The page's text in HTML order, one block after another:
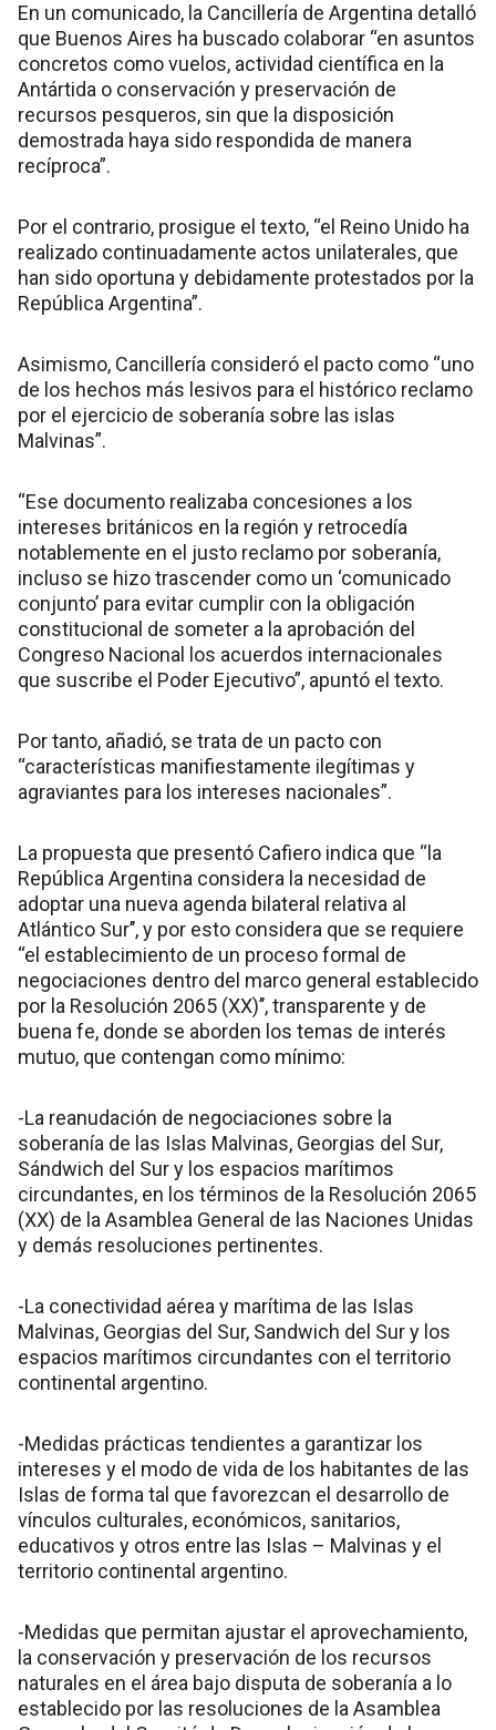
En un comunicado, la Cancillería de Argentina detalló
que Buenos Aires ha buscado colaborar “en asuntos
concretos como vuelos, actividad científica en la
Antártida o conservación y preservación de
recursos pesqueros, sin que la disposición
demostrada haya sido respondida de manera
recíproca”.
Por el contrario, prosigue el texto, “el Reino Unido ha
realizado continuadamente actos unilaterales, que
han sido oportuna y debidamente protestados por la
República Argentina”.
Asimismo, Cancillería consideró el pacto como “uno
de los hechos más lesivos para el histórico reclamo
por el ejercicio de soberanía sobre las islas
Malvinas”.
“Ese documento realizaba concesiones a los
intereses británicos en la región y retrocedía
notablemente en el justo reclamo por soberanía,
incluso se hizo trascender como un ‘comunicado
conjunto’ para evitar cumplir con la obligación
constitucional de someter a la aprobación del
Congreso Nacional los acuerdos internacionales
que suscribe el Poder Ejecutivo”, apuntó el texto.
Por tanto, añadió, se trata de un pacto con
“características manifiestamente ilegítimas y
agraviantes para los intereses nacionales”.
La propuesta que presentó Cafiero indica que ‘‘la
República Argentina considera la necesidad de
adoptar una nueva agenda bilateral relativa al
Atlántico Sur’’, y por esto considera que se requiere
‘‘el establecimiento de un proceso formal de
negociaciones dentro del marco general establecido
por la Resolución 2065 (XX)’’, transparente y de
buena fe, donde se aborden los temas de interés
mutuo, que contengan como mínimo:
-La reanudación de negociaciones sobre la
soberanía de las Islas Malvinas, Georgias del Sur,
Sándwich del Sur y los espacios marítimos
circundantes, en los términos de la Resolución 2065
(XX) de la Asamblea General de las Naciones Unidas
y demás resoluciones pertinentes.
-La conectividad aérea y marítima de las Islas
Malvinas, Georgias del Sur, Sandwich del Sur y los
espacios marítimos circundantes con el territorio
continental argentino.
-Medidas prácticas tendientes a garantizar los
intereses y el modo de vida de los habitantes de las
Islas de forma tal que favorezcan el desarrollo de
vínculos culturales, económicos, sanitarios,
educativos y otros entre las Islas – Malvinas y el
territorio continental argentino.
-Medidas que permitan ajustar el aprovechamiento,
la conservación y preservación de los recursos
naturales en el área bajo disputa de soberanía a lo
establecido por las resoluciones de la Asamblea